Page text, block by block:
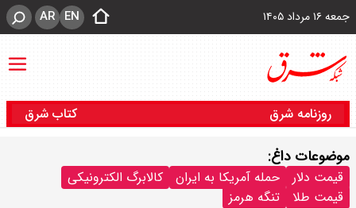
جمعه ۱۶ مرداد ۱۴۰۵ EN
AR
روزنامه شرق کتاب شرق
موضوعات داغ:
قیمت دلار حمله آمریکا به ایران
کالابرگ الکترونیکی
قیمت طلا
تنگه هرمز